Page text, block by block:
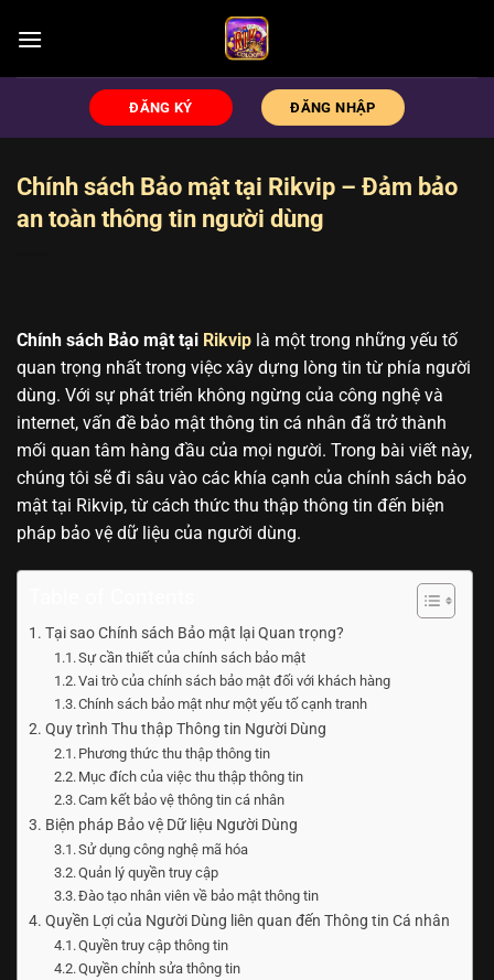
đến
ĐĂNG KÝ ĐĂNG NHẬP
Chính sách Bảo mật tại Rikvip – Đảm bảo
an toàn thông tin người dùng
Chính sách Bảo mật tại Rikvip là một trong những yếu tố
quan trọng nhất trong việc xây dựng lòng tin từ phía người
dùng. Với sự phát triển không ngừng của công nghệ và
internet, vấn đề bảo mật thông tin cá nhân đã trở thành
mối quan tâm hàng đầu của mọi người. Trong bài viết này,
chúng tôi sẽ đi sâu vào các khía cạnh của chính sách bảo
mật tại Rikvip, từ cách thức thu thập thông tin đến biện
pháp bảo vệ dữ liệu của người dùng.
Tại sao Chính sách Bảo mật lại Quan trọng?
Sự cần thiết của chính sách bảo mật
Vai trò của chính sách bảo mật đối với khách hàng
Chính sách bảo mật như một yếu tố cạnh tranh
Quy trình Thu thập Thông tin Người Dùng
Phương thức thu thập thông tin
Mục đích của việc thu thập thông tin
Cam kết bảo vệ thông tin cá nhân
Biện pháp Bảo vệ Dữ liệu Người Dùng
Sử dụng công nghệ mã hóa
Quản lý quyền truy cập
Đào tạo nhân viên về bảo mật thông tin
Quyền Lợi của Người Dùng liên quan đến Thông tin Cá nhân
Quyền truy cập thông tin
Quyền chỉnh sửa thông tin